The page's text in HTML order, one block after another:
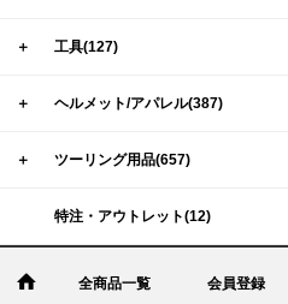
＋ 工具(127)
＋ ヘルメット/アパレル(387)
＋ ツーリング用品(657)
特注・アウトレット(12)
全商品一覧 会員登録